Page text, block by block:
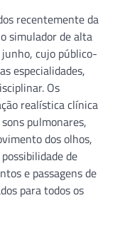
recentemente da
simulador de alta
cujo público-
especialidades,
Os
realística clínica
pulmonares,
dos olhos,
de
e passagens de
para todos os